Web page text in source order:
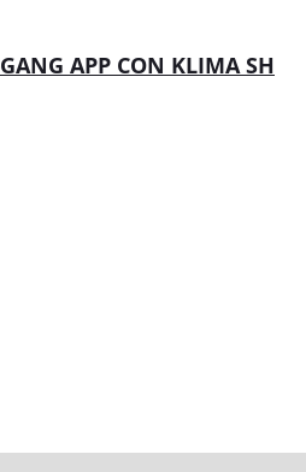
APP CON KLIMA SH